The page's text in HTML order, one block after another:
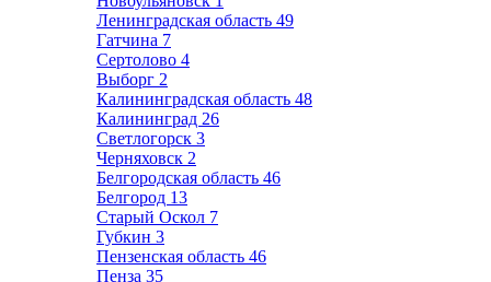
Ленинградская область 49
Гатчина 7
Сертолово 4
Выборг 2
Калининградская область 48
Калининград 26
Светлогорск 3
Черняховск 2
Белгородская область 46
Белгород 13
Старый Оскол 7
Губкин 3
Пензенская область 46
Пенза 35